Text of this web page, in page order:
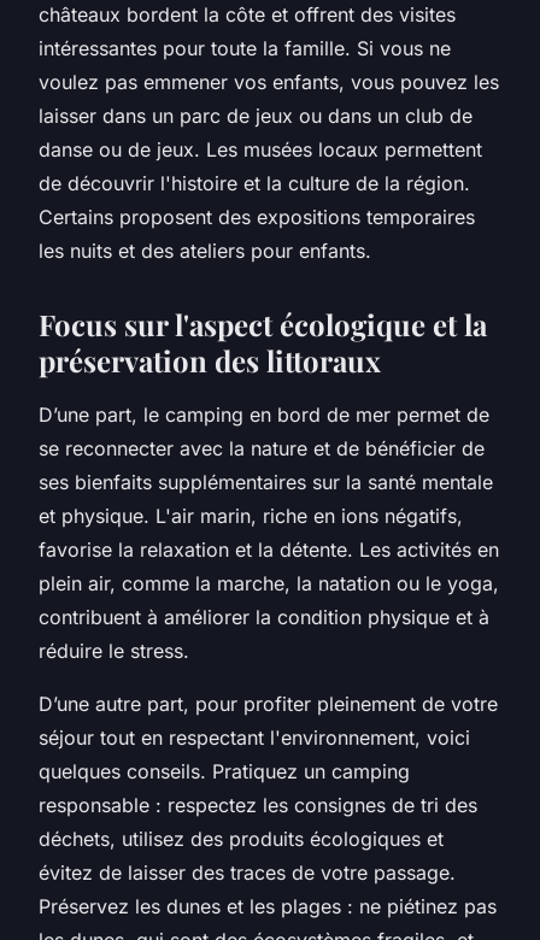
châteaux bordent la côte et offrent des visites
intéressantes pour toute la famille. Si vous ne
voulez pas emmener vos enfants, vous pouvez les
laisser dans un parc de jeux ou dans un club de
danse ou de jeux. Les musées locaux permettent
de découvrir l'histoire et la culture de la région.
Certains proposent des expositions temporaires
les nuits et des ateliers pour enfants.
Focus sur l'aspect écologique et la
préservation des littoraux
D’une part, le camping en bord de mer permet de
se reconnecter avec la nature et de bénéficier de
ses bienfaits supplémentaires sur la santé mentale
et physique. L'air marin, riche en ions négatifs,
favorise la relaxation et la détente. Les activités en
plein air, comme la marche, la natation ou le yoga,
contribuent à améliorer la condition physique et à
réduire le stress.
D’une autre part, pour profiter pleinement de votre
séjour tout en respectant l'environnement, voici
quelques conseils. Pratiquez un camping
responsable : respectez les consignes de tri des
déchets, utilisez des produits écologiques et
évitez de laisser des traces de votre passage.
Préservez les dunes et les plages : ne piétinez pas